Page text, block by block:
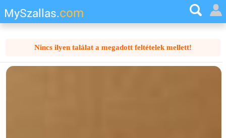
MySzallas.com
Nincs ilyen találat a megadott feltételek mellett!